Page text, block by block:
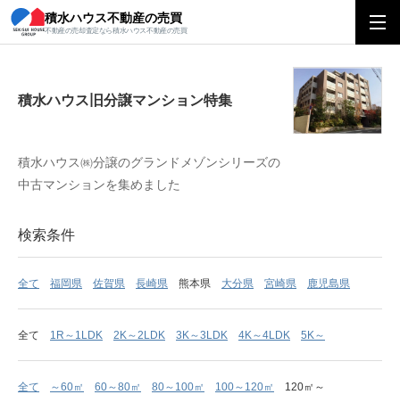
積水ハウス不動産の売買
不動産の売却査定なら積水ハウス不動産の売買
積水ハウス旧分譲マンション特集
積水ハウス旧分譲マンション特集
積水ハウス㈱分譲のグランドメゾンシリーズの
中古マンションを集めました
検索条件
全て 福岡県 佐賀県 長崎県 熊本県 大分県 宮崎県 鹿児島県
全て 1R～1LDK 2K～2LDK 3K～3LDK 4K～4LDK 5K～
全て ～60㎡ 60～80㎡ 80～100㎡ 100～120㎡ 120㎡～